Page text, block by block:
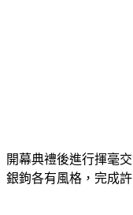
開幕典禮後進行揮毫
銀鉤各有風格，完成